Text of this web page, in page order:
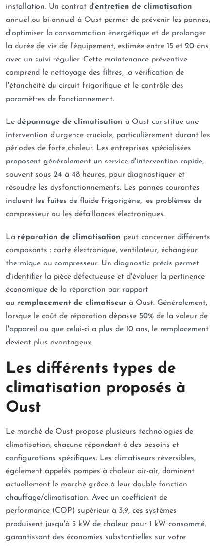
installation. Un contrat d'entretien de climatisation
annuel ou bi-annuel à Oust permet de prévenir les pannes,
d'optimiser la consommation énergétique et de prolonger
la durée de vie de l'équipement, estimée entre 15 et 20 ans
avec un suivi régulier. Cette maintenance préventive
comprend le nettoyage des filtres, la vérification de
l'étanchéité du circuit frigorifique et le contrôle des
paramètres de fonctionnement.
Le dépannage de climatisation à Oust constitue une
intervention d'urgence cruciale, particulièrement durant les
périodes de forte chaleur. Les entreprises spécialisées
proposent généralement un service d'intervention rapide,
souvent sous 24 à 48 heures, pour diagnostiquer et
résoudre les dysfonctionnements. Les pannes courantes
incluent les fuites de fluide frigorigène, les problèmes de
compresseur ou les défaillances électroniques.
La réparation de climatisation peut concerner différents
composants : carte électronique, ventilateur, échangeur
thermique ou compresseur. Un diagnostic précis permet
d'identifier la pièce défectueuse et d'évaluer la pertinence
économique de la réparation par rapport
au remplacement de climatiseur à Oust. Généralement,
lorsque le coût de réparation dépasse 50% de la valeur de
l'appareil ou que celui-ci a plus de 10 ans, le remplacement
devient plus avantageux.
Les différents types de
climatisation proposés à
Oust
Le marché de Oust propose plusieurs technologies de
climatisation, chacune répondant à des besoins et
configurations spécifiques. Les climatiseurs réversibles,
également appelés pompes à chaleur air-air, dominent
actuellement le marché grâce à leur double fonction
chauffage/climatisation. Avec un coefficient de
performance (COP) supérieur à 3,9, ces systèmes
produisent jusqu'à 5 kW de chaleur pour 1 kW consommé,
garantissant des économies substantielles sur votre